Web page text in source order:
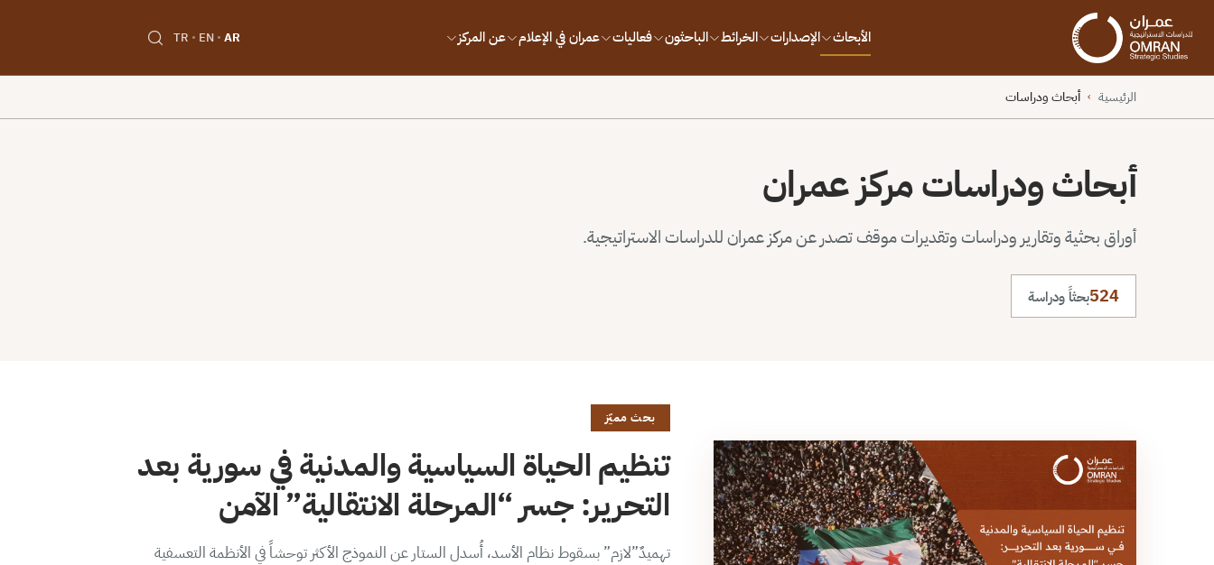
الأبحاث الإصدارات الخرائط الباحثون فعاليات عمران في الإعلام عن المركز AR
EN
TR
الرئيسية › أبحاث ودراسات
أبحاث ودراسات مركز عمران
أوراق بحثية وتقارير ودراسات وتقديرات موقف تصدر عن مركز عمران للدراسات الاستراتيجية.
524بحثاً ودراسة
بحث مميّز
تنظيم الحياة السياسية والمدنية في سورية بعد
التحرير: جسر “المرحلة الانتقالية” الآمن
تهميدٌ”لازم” بسقوط نظام الأسد، أُسدل الستار عن النموذج الأكثر توحشاً في الأنظمة التعسفية